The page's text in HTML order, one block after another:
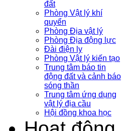
đất
Phòng Vật lý khí
quyển
Phòng Địa vật lý
Phòng Địa động lực
Đài điện ly
Phòng Vật lý kiến tạo
Trung tâm báo tin
động đất và cảnh báo
sóng thần
Trung tâm ứng dụng
vật lý địa cầu
Hội đồng khoa học